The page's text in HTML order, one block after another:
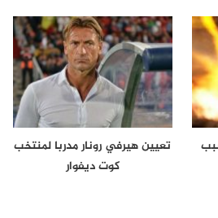
تعيين هيرفي رونار مدربا لمنتخب
كوت ديفوار